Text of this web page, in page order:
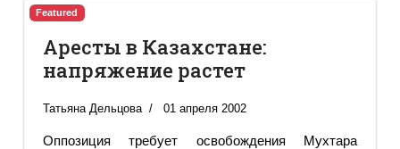
Featured
Аресты в Казахстане:
напряжение растет
Татьяна Дельцова 01 апреля 2002
Оппозиция требует освобождения Мухтара